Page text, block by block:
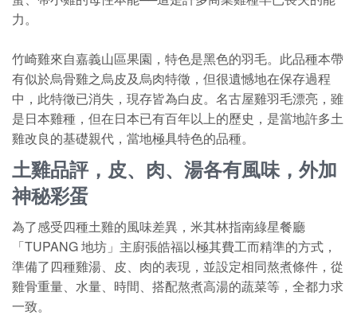
力。
竹崎雞來自嘉義山區果園，特色是黑色的羽毛。此品種本帶
有似於烏骨雞之烏皮及烏肉特徵，但很遺憾地在保存過程
中，此特徵已消失，現存皆為白皮。名古屋雞羽毛漂亮，雖
是日本雞種，但在日本已有百年以上的歷史，是當地許多土
雞改良的基礎親代，當地極具特色的品種。
土雞品評，皮、肉、湯各有風味，外加
神秘彩蛋
為了感受四種土雞的風味差異，米其林指南綠星餐廳
「TUPANG 地坊」主廚張皓福以極其費工而精準的方式，
準備了四種雞湯、皮、肉的表現，並設定相同熬煮條件，從
雞骨重量、水量、時間、搭配熬煮高湯的蔬菜等，全都力求
一致。